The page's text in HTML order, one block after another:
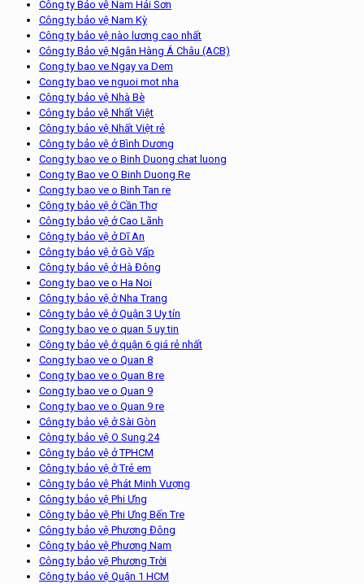
Công ty Bảo vệ Nam Hải Sơn
Công ty bảo vệ Nam Kỳ
Công ty bảo vệ nào lương cao nhất
Công ty Bảo vệ Ngân Hàng Á Châu (ACB)
Cong ty bao ve Ngay va Dem
Cong ty bao ve nguoi mot nha
Công ty bảo vệ Nhà Bè
Công ty bảo vệ Nhất Việt
Công ty bảo vệ Nhất Việt rẻ
Công ty bảo vệ ở Bình Dương
Cong ty bao ve o Binh Duong chat luong
Cong ty Bao ve O Binh Duong Re
Cong ty bao ve o Binh Tan re
Công ty bảo vệ ở Cần Thơ
Công ty bảo vệ ở Cao Lãnh
Công ty bảo vệ ở Dĩ An
Công ty bảo vệ ở Gò Vấp
Công ty bảo vệ ở Hà Đông
Cong ty bao ve o Ha Noi
Công ty bảo vệ ở Nha Trang
Công ty bảo vệ ở Quận 3 Uy tín
Cong ty bao ve o quan 5 uy tin
Công ty bảo vệ ở quận 6 giá rẻ nhất
Cong ty bao ve o Quan 8
Cong ty bao ve o Quan 8 re
Cong ty bao ve o Quan 9
Cong ty bao ve o Quan 9 re
Công ty bảo vệ ở Sài Gòn
Công ty bảo vệ O Sung 24
Công ty bảo vệ ở TPHCM
Công ty bảo vệ ở Trẻ em
Công ty bảo vệ Phát Minh Vượng
Công ty bảo vệ Phi Ưng
Công ty bảo vệ Phi Ưng Bến Tre
Công ty bảo vệ Phương Đông
Công ty bảo vệ Phương Nam
Công ty bảo vệ Phương Trời
Công ty bảo vệ Quận 1 HCM